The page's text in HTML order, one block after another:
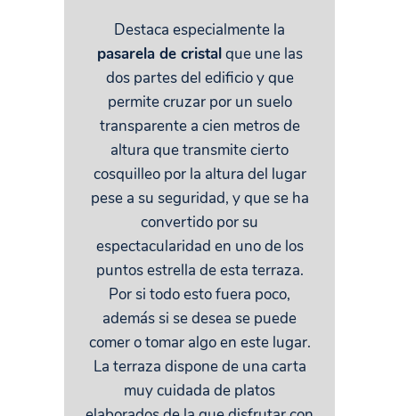
Destaca especialmente la
pasarela de cristalque une las
dos partes del edificio y que
permite cruzar por un suelo
transparente a cien metros de
altura que transmite cierto
cosquilleo por la altura del lugar
pese a su seguridad, y que se ha
convertido por su
espectacularidad en uno de los
puntos estrella de esta terraza.
Por si todo esto fuera poco,
además si se desea se puede
comer o tomar algo en este lugar.
La terraza dispone de una carta
muy cuidada de platos